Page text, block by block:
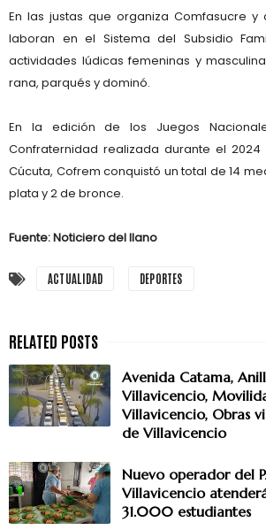
En las justas que organiza Comfasucre
laboran en el Sistema del Subsidio
actividades lúdicas femeninas y
rana, parqués y dominó.
En la edición de los Juegos
Confraternidad realizada durante el
Cúcuta, Cofrem conquistó un total de 14
plata y 2 de bronce.
Fuente: Noticiero del llano
ACTUALIDAD DEPORTES
Avenida Catama,
Villavicencio,
Villavicencio, Obras
de Villavicencio
Nuevo operador del
Villavicencio
31.000 estudiantes